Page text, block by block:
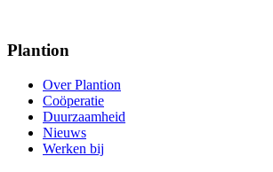
Plantion
Over Plantion
Coöperatie
Duurzaamheid
Nieuws
Werken bij